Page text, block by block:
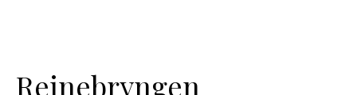
Reinebryngen